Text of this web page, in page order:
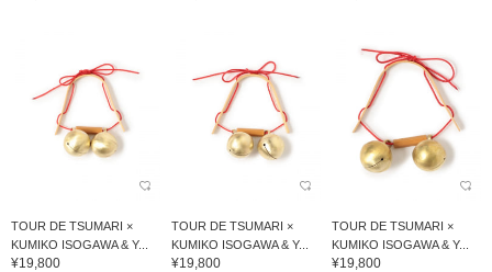
TOUR DE TSUMARI ×
KUMIKO ISOGAWA & Y...
¥19,800
TOUR DE TSUMARI ×
KUMIKO ISOGAWA & Y...
¥19,800
TOUR DE TSUMARI ×
KUMIKO ISOGAWA & Y...
¥19,800